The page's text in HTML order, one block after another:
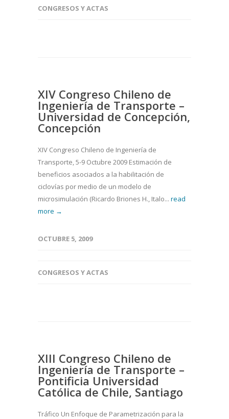
CONGRESOS Y ACTAS
XIV Congreso Chileno de
Ingeniería de Transporte –
Universidad de Concepción,
Concepción
XIV Congreso Chileno de Ingeniería de
Transporte, 5-9 Octubre 2009 Estimación de
beneficios asociados a la habilitación de
ciclovías por medio de un modelo de
microsimulación (Ricardo Briones H., Italo... read
more →
OCTUBRE 5, 2009
CONGRESOS Y ACTAS
XIII Congreso Chileno de
Ingeniería de Transporte –
Pontificia Universidad
Católica de Chile, Santiago
Tráfico Un Enfoque de Parametrización para la